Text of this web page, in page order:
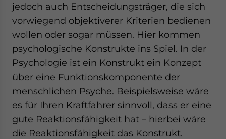
jedoch auch Entscheidungsträger, die sich
vorwiegend objektiverer Kriterien bedienen
wollen oder sogar müssen. Hier kommen
psychologische Konstrukte ins Spiel. In der
Psychologie ist ein Konstrukt ein Konzept
über eine Funktionskomponente der
menschlichen Psyche. Beispielsweise wäre
es für Ihren Kraftfahrer sinnvoll, dass er eine
gute Reaktionsfähigkeit hat – hierbei wäre
die Reaktionsfähigkeit das Konstrukt.